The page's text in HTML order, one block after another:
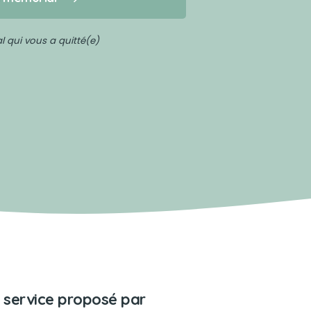
qui vous a quitté(e)
service proposé par